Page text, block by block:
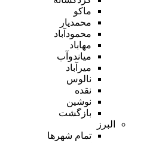
ماکو
محمدیار
محمودآباد
مهاباد
میاندوآب
میرآباد
نالوس
نقده
نوشین
بازگشت
البرز
تمام شهر‌ها